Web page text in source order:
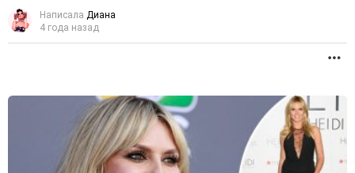
Написала Диана
4 года назад